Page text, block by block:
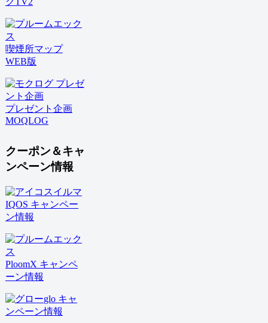
喫煙所マップ
WEB版
プレゼント企画
MOQLOG
クーポン＆キャ
ンペーン情報
IQOS キャンペー
ン情報
PloomX キャンペ
ーン情報
glo キャ
ンペーン情報